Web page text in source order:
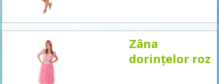
Zâna
dorințelor roz